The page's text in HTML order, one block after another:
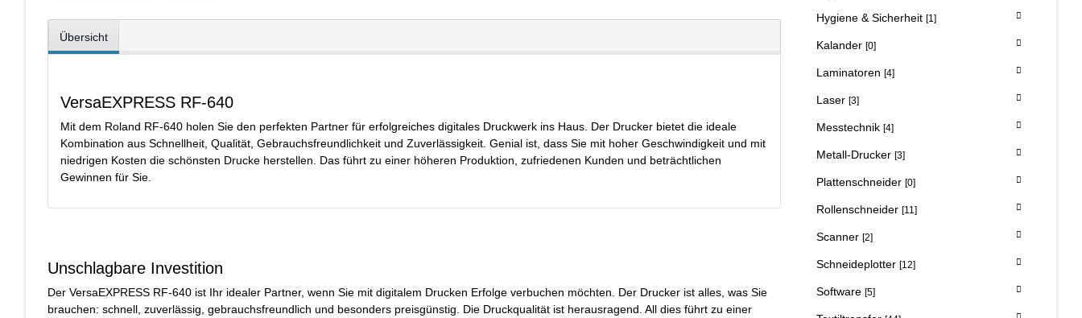
Übersicht
VersaEXPRESS RF-640
Mit dem Roland RF-640 holen Sie den perfekten Partner für erfolgreiches digitales Druckwerk ins Haus. Der Drucker bietet die ideale
Kombination aus Schnellheit, Qualität, Gebrauchsfreundlichkeit und Zuverlässigkeit. Genial ist, dass Sie mit hoher Geschwindigkeit und mit
niedrigen Kosten die schönsten Drucke herstellen. Das führt zu einer höheren Produktion, zufriedenen Kunden und beträchtlichen
Gewinnen für Sie.
Unschlagbare Investition
Der VersaEXPRESS RF-640 ist Ihr idealer Partner, wenn Sie mit digitalem Drucken Erfolge verbuchen möchten. Der Drucker ist alles, was Sie
brauchen: schnell, zuverlässig, gebrauchsfreundlich und besonders preisgünstig. Die Druckqualität ist herausragend. All dies führt zu einer
Hygiene & Sicherheit [1]
Kalander [0]
Laminatoren [4]
Laser [3]
Messtechnik [4]
Metall-Drucker [3]
Plattenschneider [0]
Rollenschneider [11]
Scanner [2]
Schneideplotter [12]
Software [5]